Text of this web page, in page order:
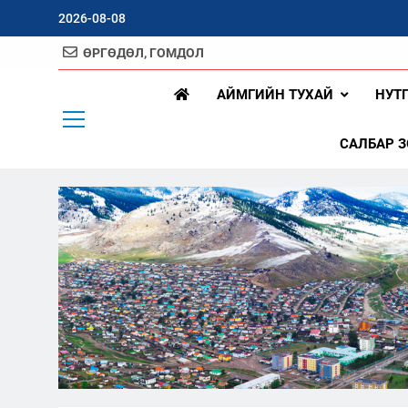
2026-08-08
ӨРГӨДӨЛ, ГОМДОЛ
АЙМГИЙН ТУХАЙ
САЛБАР